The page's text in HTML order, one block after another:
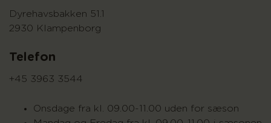
Dyrehavsbakken 51.1
2930 Klampenborg
Telefon
+45 3963 3544
Onsdage fra kl. 09.00-11.00 uden for sæson